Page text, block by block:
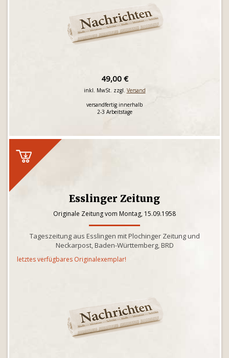
49,00 €
inkl. MwSt. zzgl. Versand
versandfertig innerhalb
2-3 Arbeitstage
Esslinger Zeitung
Originale Zeitung vom Montag, 15.09.1958
Tageszeitung aus Esslingen mit Plochinger Zeitung und
Neckarpost, Baden-Württemberg, BRD
letztes verfügbares Originalexemplar!